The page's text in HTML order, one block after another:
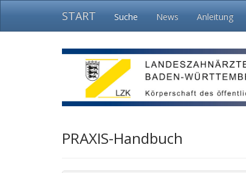
START Suche News Anleitung
PRAXIS-Handbuch